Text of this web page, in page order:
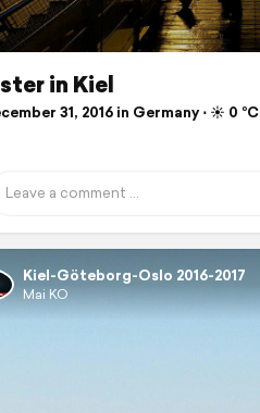
in Kiel
31, 2016 in Germany ⋅ ☀️ 0 °C
Kiel-Göteborg-Oslo 2016-2017
Mai KO